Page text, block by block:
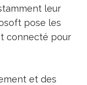
leur
pose les
connecté pour
et des